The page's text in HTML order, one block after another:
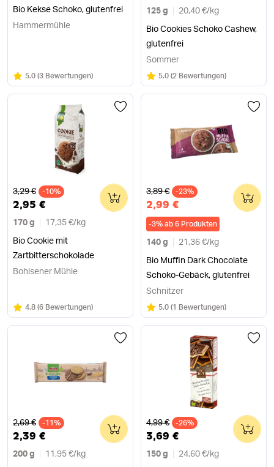
Bio Kekse Schoko, glutenfrei
Hammermühle
Bewertung:
5.0/5
(3 Bewertungen)
125 g 20,40 €/ kg
Bio Cookies Schoko Cashew,
glutenfrei
Sommer
Bewertung:
5.0/5
(2 Bewertungen)
Alter Preis
3,29 € -10%
2,95 €
170 g 17,35 €/ kg
Bio Cookie mit
Zartbitterschokolade
0
Bohlsener Mühle
Bewertung:
4.8/5
(6 Bewertungen)
Alter Preis
3,89 € -23%
2,99 €
-3% ab 6 Produkten
140 g 21,36 €/ kg
Bio Muffin Dark Chocolate
Schoko-Gebäck, glutenfrei
0
Schnitzer
Bewertung:
5.0/5
(1 Bewertungen)
Alter Preis
2,69 € -11%
2,39 €
200 g 11,95 €/ kg
0 Alter Preis
4,99 € -26%
3,69 €
150 g 24,60 €/ kg
0